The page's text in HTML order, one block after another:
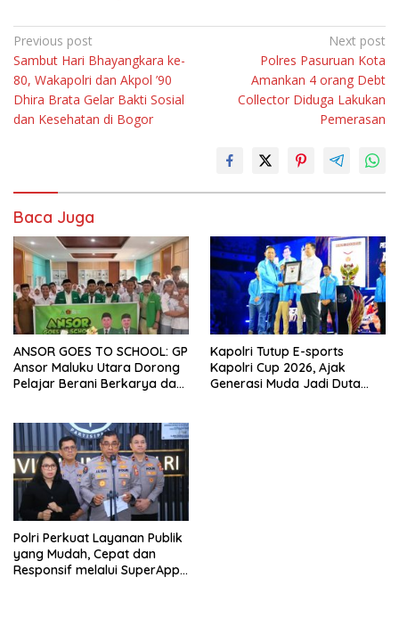
Navigasi
pos
Previous post
Sambut Hari Bhayangkara ke-
80, Wakapolri dan Akpol ’90
Dhira Brata Gelar Bakti Sosial
dan Kesehatan di Bogor
Next post
Polres Pasuruan Kota
Amankan 4 orang Debt
Collector Diduga Lakukan
Pemerasan
Baca Juga
ANSOR GOES TO SCHOOL: GP
Ansor Maluku Utara Dorong
Pelajar Berani Berkarya dan
Kapolri Tutup E-sports
Kapolri Cup 2026, Ajak
Generasi Muda Jadi Duta
Polri Perkuat Layanan Publik
yang Mudah, Cepat dan
Responsif melalui SuperApp